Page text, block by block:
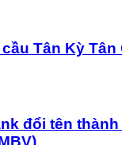
Tân Kỳ Tân
đổi tên